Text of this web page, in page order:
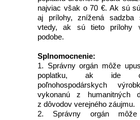
najviac však o 70 €. Ak sú
aj prílohy, znížená sadzba
vtedy, ak sú tieto prílohy
podobe.
Splnomocnenie:
1. Správny orgán môže
poplatku, ak ide o
poľnohospodárskych
vykonanú z humanitných
z dôvodov verejného záujmu.
2. Správny orgán